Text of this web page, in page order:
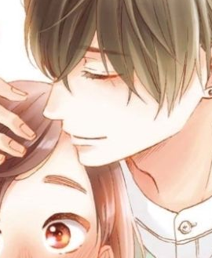
常多幸福。」
野井同學真正成為了男女朋友❤
後，花野井同學決心想要坦誠心意，
求」……!?
愛意太沉重的男孩，
故事第４集❤